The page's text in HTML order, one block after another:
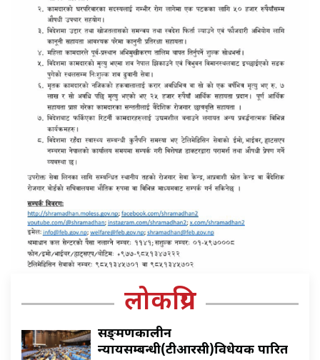
लोकप्रिय
सङ्क्रमणकालीन
न्यायसम्बन्धी(टीआरसी)विधेयक पारित